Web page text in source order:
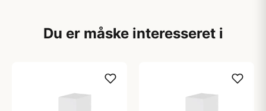
Du er måske interesseret i